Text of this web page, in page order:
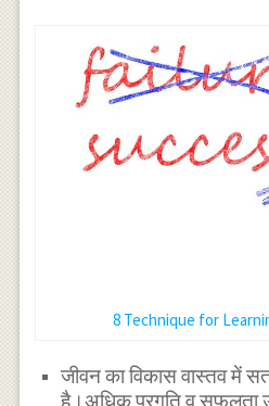
8 Technique for
जीवन का विकास वास्तव में